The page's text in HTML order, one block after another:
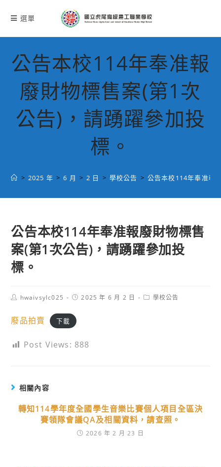
選單
公告本校114年奉准報
廢財物標售案(第1次
公告)，請踴躍參加投
標。
> 2025 年 > 6 月 > 2 日 > 學校公告 > 公告本校114年奉准報
公告本校114年奉准報廢財物標售
案(第1次公告)，請踴躍參加投
標。
Posthwaivsylc025
Post2025 年 6 月 2 日
Post學校公告
廢品拍賣 下載
Post Views: 888
相關內容
轉知114學年度全國學生音樂比賽個人項目全區決
賽領隊會議QA及相關資料，請查照。
2026 年 2 月 23 日